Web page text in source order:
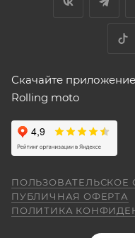
Скачайте приложение
Rolling moto
ПОЛЬЗОВАТЕЛЬСКОЕ
ПУБЛИЧНАЯ ОФЕРТА
ПОЛИТИКА